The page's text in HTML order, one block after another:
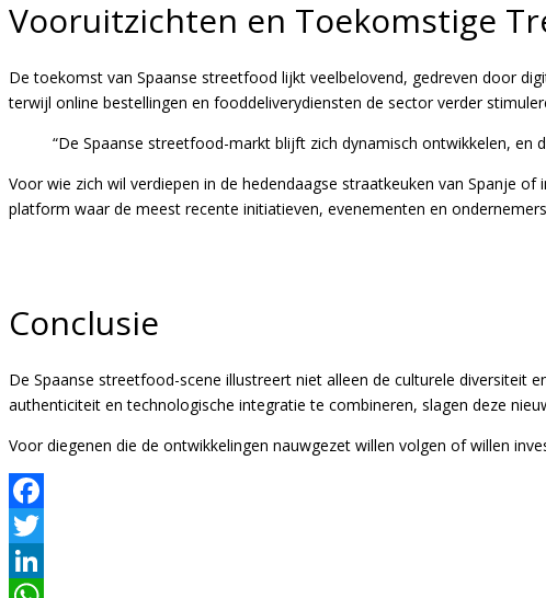
Vooruitzichten en Toekomstige
De toekomst van Spaanse streetfood lijkt veelbelovend, gedreven door
terwijl online bestellingen en fooddeliverydiensten de sector verder
“De Spaanse streetfood-markt blijft zich dynamisch ontwikkelen,
Voor wie zich wil verdiepen in de hedendaagse straatkeuken van Spanje
platform waar de meest recente initiatieven, evenementen en
Conclusie
De Spaanse streetfood-scene illustreert niet alleen de culturele
authenticiteit en technologische integratie te combineren, slagen deze
Voor diegenen die de ontwikkelingen nauwgezet willen volgen of willen
Facebook
Twitter